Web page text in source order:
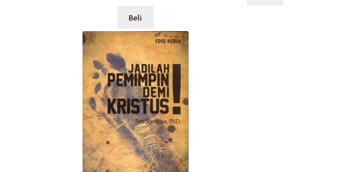
Beli